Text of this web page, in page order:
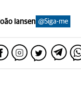
Iansen @Siga-me